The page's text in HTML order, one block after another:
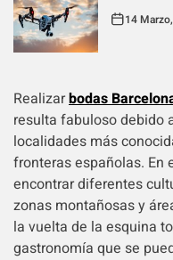
14
Realizarbodas
resulta fabuloso debido
localidades más
fronteras españolas. En
encontrar diferentes
zonas montañosas y
la vuelta de la esquina
gastronomía que se